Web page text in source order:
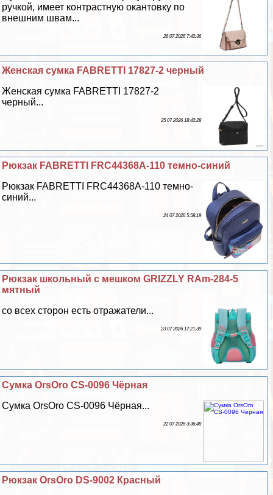
ручкой, имеет контрастную окантовку по
внешним швам...
26 07 2026 7:42:36
Женская сумка FABRETTI 17827-2 черный
Женская сумка FABRETTI 17827-2
черный...
25 07 2026 18:42:28
Рюкзак FABRETTI FRC44368A-110 темно-синий
Рюкзак FABRETTI FRC44368A-110 темно-
синий...
24 07 2026 5:58:19
Рюкзак школьный с мешком GRIZZLY RAm-284-5
мятный
со всех сторон есть отражатели...
23 07 2026 17:21:39
Сумка OrsOro CS-0096 Чёрная
Сумка OrsOro CS-0096 Чёрная...
22 07 2026 3:36:48
Рюкзак OrsOro DS-9002 Красный